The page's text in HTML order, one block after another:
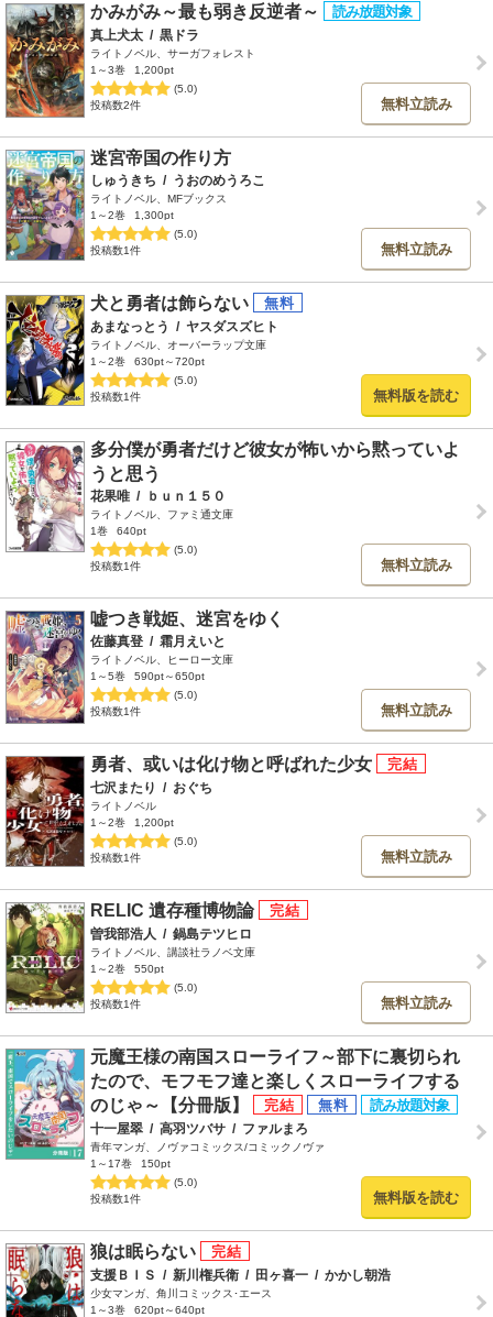
かみがみ～最も弱き反逆者～
真上犬太 / 黒ドラ
ライトノベル、サーガフォレスト
1～3巻
1,200pt
(5.0)
投稿数2件
無料立読み
迷宮帝国の作り方
しゅうきち / うおのめうろこ
ライトノベル、MFブックス
1～2巻
1,300pt
(5.0)
投稿数1件
無料立読み
犬と勇者は飾らない
あまなっとう / ヤスダスズヒト
ライトノベル、オーバーラップ文庫
1～2巻
630pt～720pt
(5.0)
投稿数1件
無料版を読む
多分僕が勇者だけど彼女が怖いから黙っていよ
うと思う
花果唯 / ｂｕｎ１５０
ライトノベル、ファミ通文庫
1巻
640pt
(5.0)
投稿数1件
無料立読み
嘘つき戦姫、迷宮をゆく
佐藤真登 / 霜月えいと
ライトノベル、ヒーロー文庫
1～5巻
590pt～650pt
(5.0)
投稿数1件
無料立読み
勇者、或いは化け物と呼ばれた少女
七沢またり / おぐち
ライトノベル
1～2巻
1,200pt
(5.0)
投稿数1件
無料立読み
RELIC 遺存種博物論
曽我部浩人 / 鍋島テツヒロ
ライトノベル、講談社ラノベ文庫
1～2巻
550pt
(5.0)
投稿数1件
無料立読み
元魔王様の南国スローライフ～部下に裏切られ
たので、モフモフ達と楽しくスローライフする
のじゃ～【分冊版】
十一屋翠 / 高羽ツバサ / ファルまろ
青年マンガ、ノヴァコミックス/コミックノヴァ
1～17巻
150pt
(5.0)
投稿数1件
無料版を読む
狼は眠らない
支援ＢＩＳ / 新川権兵衛 / 田ヶ喜一 / かかし朝浩
少女マンガ、角川コミックス･エース
1～3巻
620pt～640pt